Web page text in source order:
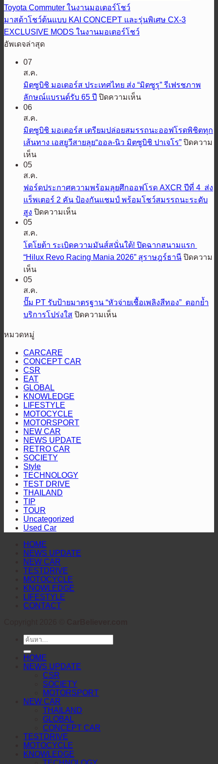
Toyota Commuter ในงานมอเตอร์โชว์
มาสด้าโชว์ต้นแบบ KAI CONCEPT และรุ่นพิเศษ CX-3
EXCLUSIVE MODS ในงานมอเตอร์โชว์
อัพเดจล่าสุด
07
ส.ค.
มิตซูบิชิ มอเตอร์ส ประเทศไทย ส่ง “มิตซูรุ” รีเฟรชภาพ
ลักษณ์แบรนด์รับ 65 ปี ปิดความเห็นบน
บิชิ
มอ
ประเทศไทย
ส่ง
“มิต
ภาพ
ลักษณ์
ปี
06
ส.ค.
มิตซูบิชิ มอเตอร์ส เตรียมปล่อยสมรรถนะออฟโรดพิชิตทุก
เส้นทาง เอสยูวีสายลุย“ออล-นิว มิตซูบิชิ ปาเจโร” ปิดความ
เห็นบน
ซู
บิชิ
มอ
เต
เตรียม
ปล่อย
สมรรถนะ
พิชิต
ทุก
เอ
ส
ยู
วี
สาย
ลุย“ออล-
นิว
มิต
ซู
บิชิ
ปา
เจโร”
05
ส.ค.
ฟอร์ดประกาศความพร้อมลุยศึกออฟโรด AXCR ปีที่ 4 ส่ง
แร็พเตอร์ 2 คัน ป้องกันแชมป์ พร้อมโชว์สมรรถนะระดับ
สูง ปิดความเห็นบน
ประกาศ
ความ
ออฟ
4
คัน
แชมป์
สมรรถนะ
05
ส.ค.
โตโยต้า ระเบิดความมันส์สนั่นใต้! ปิดฉากสนามแรก
“Hilux Revo Racing Mania 2026” สุราษฎร์ธานี ปิดความ
เห็นบน
โย
ต้า
ระเบิด
สนั่น
ใต้!
ปิดฉาก
สนาม
แรก
“Hilux
Revo
Racing
Mania
2026”
สุราษฎร์ธานี
05
ส.ค.
ปั๊ม PT รับป้ายมาตรฐาน “หัวจ่ายเชื้อเพลิงสีทอง” ตอกย้ำ
บริการโปร่งใส ปิดความเห็นบน
หมวดหมู่
CARCARE
CONCEPT CAR
CSR
EAT
GLOBAL
KNOWLEDGE
LIFESTYLE
MOTOCYCLE
MOTORSPORT
NEW CAR
NEWS UPDATE
RETRO CAR
SOCIETY
Style
TECHNOLOGY
TEST DRIVE
THAILAND
TIP
TOUR
Uncategorized
Used Car
HOME
NEWS UPDATE
NEW CAR
TESTDRIVE
MOTOCYCLE
KNOWLEDGE
LIFESTYLE
CONTACT
ค้นหา:
HOME
NEWS UPDATE
CSR
SOCIETY
MOTORSPORT
NEW CAR
THAILAND
GLOBAL
CONCEPT CAR
TESTDRIVE
MOTOCYCLE
KNOWLEDGE